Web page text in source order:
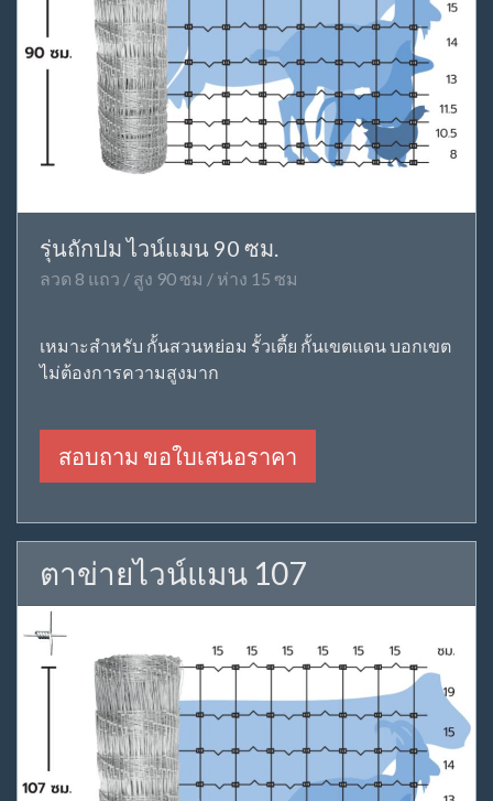
รุ่นถักปม ไวน์แมน 90 ซม.
ลวด 8 แถว / สูง 90 ซม / ห่าง 15 ซม
เหมาะสำหรับ กั้นสวนหย่อม รั้วเตี้ย กั้นเขตแดน บอกเขต
ไม่ต้องการความสูงมาก
สอบถาม ขอใบเสนอราคา
ตาข่ายไวน์แมน 107